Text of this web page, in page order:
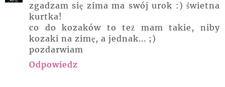
zgadzam się zima ma swój urok :) świetna
kurtka!
co do kozaków to też mam takie, niby
kozaki na zimę, a jednak... ;)
pozdarwiam
Odpowiedz